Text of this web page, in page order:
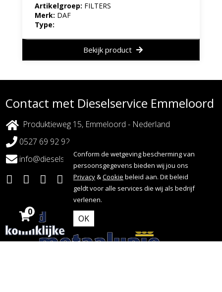
0
Conform de wetgeving bescherming van
persoonsgegevens bieden wij jou ons
Privacy&Cookie beleid aan. Dit beleid
geldt voor alle services die wij als bedrijf
verlenen.
OK
Artikelgroep: FILTERS
Merk: DAF
Type:
Bekijk product
Contact met Dieselservice Emmeloord
Produktieweg 15, Emmeloord - Nederland
0527 69 92 92
info@dieselserviceemmeloord.nl